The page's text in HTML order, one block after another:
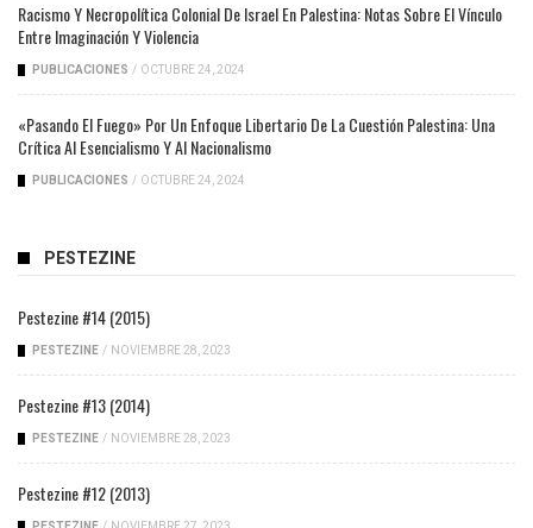
Racismo Y Necropolítica Colonial De Israel En Palestina: Notas Sobre El Vínculo
Entre Imaginación Y Violencia
PUBLICACIONES / OCTUBRE 24, 2024
«Pasando El Fuego» Por Un Enfoque Libertario De La Cuestión Palestina: Una
Crítica Al Esencialismo Y Al Nacionalismo
PUBLICACIONES / OCTUBRE 24, 2024
PESTEZINE
Pestezine #14 (2015)
PESTEZINE / NOVIEMBRE 28, 2023
Pestezine #13 (2014)
PESTEZINE / NOVIEMBRE 28, 2023
Pestezine #12 (2013)